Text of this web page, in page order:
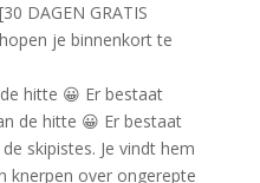
hitte 😀 Er bestaat